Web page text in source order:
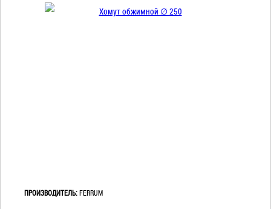
ПРОИЗВОДИТЕЛЬ: FERRUM